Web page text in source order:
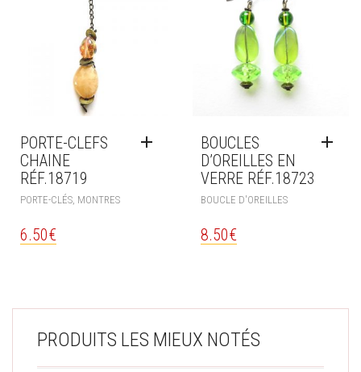
PORTE-CLEFS
CHAINE
RÉF.18719
PORTE-CLÉS, MONTRES
6.50€
BOUCLES
D’OREILLES EN
VERRE RÉF.18723
BOUCLE D'OREILLES
8.50€
PRODUITS LES MIEUX NOTÉS